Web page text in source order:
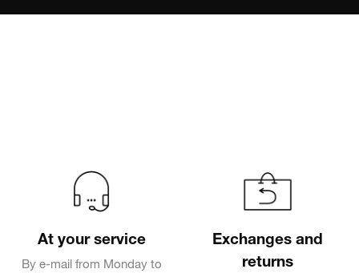
At your service
By e-mail from Monday to
Exchanges and
returns